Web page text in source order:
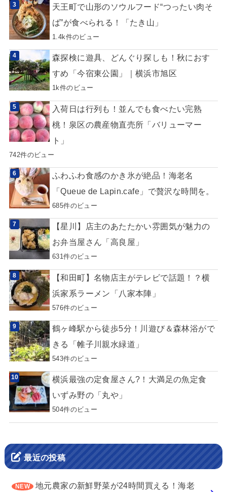
天王町で山形のソウルフード“つったい肉そ
ば”が食べられる！「たき山」
1.4k件のビュー
森探検に遊具、どんぐり探しも！秋におす
すめ「今宿東公園」｜横浜市旭区
1k件のビュー
入荷日は行列も！並んでも食べたい完熟
桃！泉区の農産物直売所「バリューマー
ト」
742件のビュー
ふわふわ食感のかき氷が絶品！海老名
「Queue de Lapin.cafe」で贅沢な時間を。
685件のビュー
【星川】店主のあたたかい雰囲気が魅力の
お弁当屋さん「高良屋」
631件のビュー
【和田町】名物店主がテレビで話題！？横
浜家系ラーメン「八家本陣」
576件のビュー
鶴ヶ峰駅から徒歩5分！川遊び＆森林浴がで
きる「帷子川親水緑道」
543件のビュー
横浜最強の定食屋さん?！大満足の魚定食
いずみ野の「丸や」
504件のビュー
最近の投稿
地元農家の新鮮野菜が24時間買える！海老